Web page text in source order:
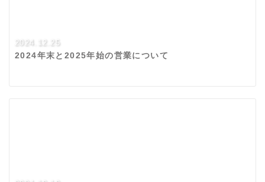
2024.12.25
2024年末と2025年始の営業について